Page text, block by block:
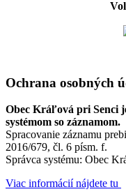
Ochrana osobných
Obec Kráľová pri Senci
systémom so záznamom.
Spracovanie záznamu
2016/679, čl. 6 písm. f.
Správca systému: Obec
Viac informácií nájdete tu